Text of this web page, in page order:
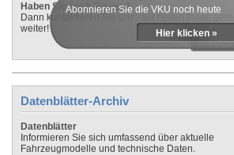
Haben Sie noch Fragen?
Dann kontaktieren Sie uns - wir helfen Ihnen gerne
weiter!
mehr »
Abonnieren Sie die VKU noch heute
Hier klicken »
Datenblätter-Archiv
Datenblätter
Informieren Sie sich umfassend über aktuelle
Fahrzeugmodelle und technische Daten.